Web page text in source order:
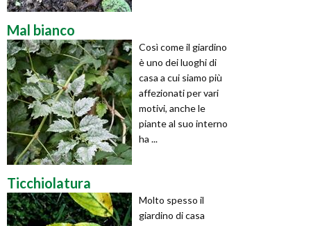
Mal bianco
Così come il giardino
è uno dei luoghi di
casa a cui siamo più
affezionati per vari
motivi, anche le
piante al suo interno
ha ...
Ticchiolatura
Molto spesso il
giardino di casa